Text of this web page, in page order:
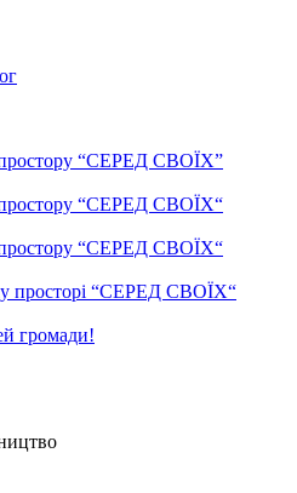
простору “СЕРЕД СВОЇХ”
простору “СЕРЕД СВОЇХ“
простору “СЕРЕД СВОЇХ“
просторі “СЕРЕД СВОЇХ“
громади!